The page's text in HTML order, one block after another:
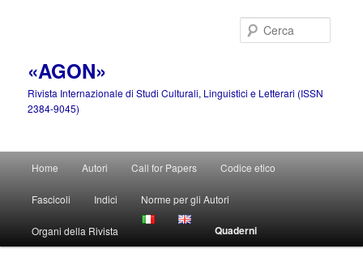
«AGON»
Rivista Internazionale di Studi Culturali, Linguistici e Letterari (ISSN
2384-9045)
principale
Home Autori Call for Papers Codice etico
Fascicoli Indici Norme per gli Autori
Organi della Rivista Quaderni